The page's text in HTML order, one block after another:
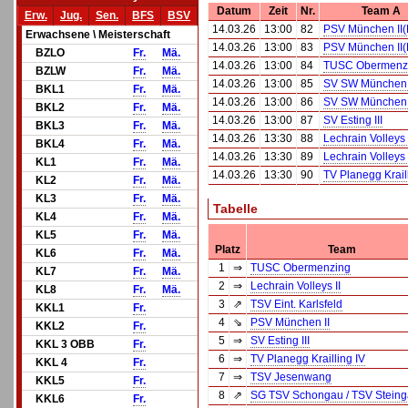
Erw.
Jug. Sen. BFS
BSV
Erwachsene \ Meisterschaft
BZLO
Fr.
Mä.
BZLW
Fr.
Mä.
BKL1
Fr.
Mä.
BKL2
Fr.
Mä.
BKL3
Fr.
Mä.
BKL4
Fr.
Mä.
KL1
Fr.
Mä.
KL2
Fr.
Mä.
KL3
Fr.
Mä.
KL4
Fr.
Mä.
KL5
Fr.
Mä.
KL6
Fr.
Mä.
KL7
Fr.
Mä.
KL8
Fr.
Mä.
KKL1
Fr.
KKL2
Fr.
KKL 3 OBB
Fr.
KKL 4
Fr.
KKL5
Fr.
KKL6
Fr.
Datum Zeit Nr.
Team A
14.03.26
13:00 82
PSV München
14.03.26
13:00 83
PSV München
14.03.26
13:00 84
TUSC
14.03.26
13:00 85
SV SW
14.03.26
13:00 86
SV SW
14.03.26
13:00 87
SV Esting III
14.03.26
13:30 88
Lechrain Volleys
14.03.26
13:30 89
Lechrain Volleys
14.03.26
13:30 90 TV Planegg
Tabelle
Platz
Team
1
⇒
TUSC Obermenzing
2
⇒
Lechrain Volleys II
3
⇗
TSV Eint. Karlsfeld
4
⇘
PSV München II
5
⇒
SV Esting III
6
⇒
TV Planegg Krailling IV
7
⇒
TSV Jesenwang
8
⇗
SG TSV Schongau / TSV